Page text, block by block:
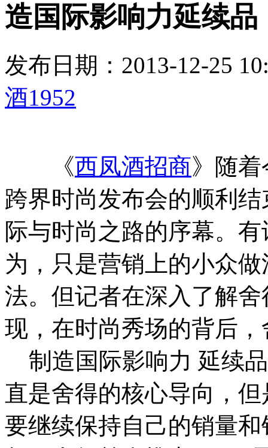
造国际影响力延续品
发布日期：2013-12-25
酒1952
《西凤酒招商》随
跨界时尚发布会的顺利
际与时尚之路的序幕。
为，只是营销上的小众
法。但记者在深入了解
现，在时尚秀场的背后
制造国际影响力 延续
直是舍得的核心导向，
要继续保持自己的销量